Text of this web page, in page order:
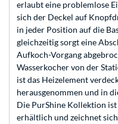
erlaubt eine problemlose
sich der Deckel auf
in jeder Position auf die
gleichzeitig sorgt eine
Aufkoch-Vorgang
Wasserkocher von der
ist das Heizelement
herausgenommen und in
Die PurShine Kollektion
erhältlich und zeichnet